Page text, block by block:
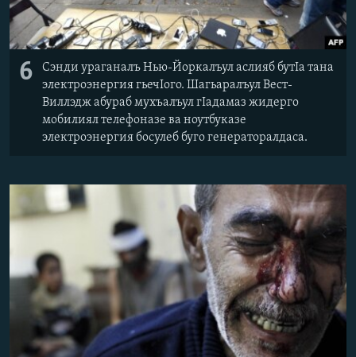
6
Сэнди ураганалъ Нью-Йоркалъул аслияб бутІа тана
электроэнергия гьечІого. Шагьаралъул Вест-
Виллэдж абураб мухъалъул гІадамаз жидерго
мобилиял телефоназе ва ноутбуказе
электроэнергия босулеб буго генераторалдаса.